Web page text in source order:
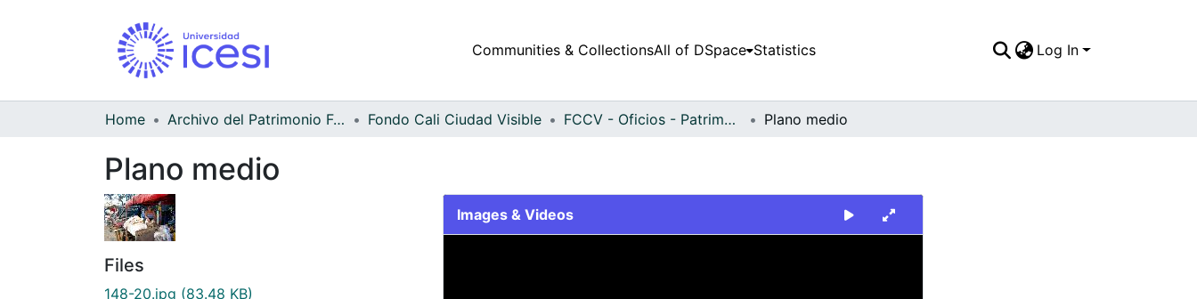
Communities & CollectionsAll of DSpace Statistics Log In
Home Archivo del Patrimonio Fotográfico y Fílmico del Valle del Cauca Fondo Cali Ciudad Visible FCCV - Oficios - Patrimonial Plano medio
Plano medio
Files
148-20.jpg (83.48 KB)
Images & Videos